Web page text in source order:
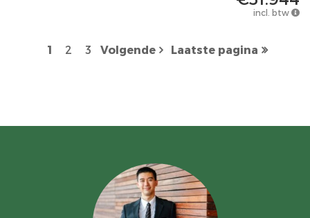
incl. btw
1 2 3 Volgende Laatste pagina